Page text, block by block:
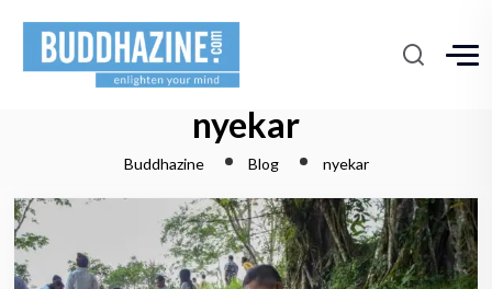
nyekar
Buddhazine Blog nyekar